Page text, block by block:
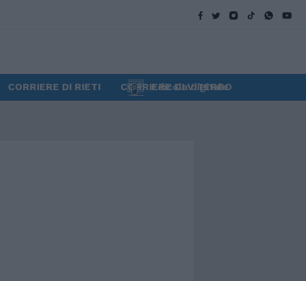
CORRIERE DI RIETI CORRIERE DI VITERBO
Edicola digitale